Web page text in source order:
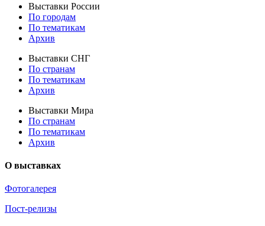
Выставки России
По городам
По тематикам
Архив
Выставки СНГ
По странам
По тематикам
Архив
Выставки Мира
По странам
По тематикам
Архив
О выставках
Фотогалерея
Пост-релизы